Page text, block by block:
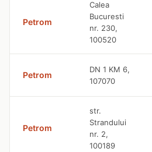
Petrom
Calea
Bucuresti
nr. 230,
100520
Petrom
DN 1 KM 6,
107070
Petrom
str.
Strandului
nr. 2,
100189